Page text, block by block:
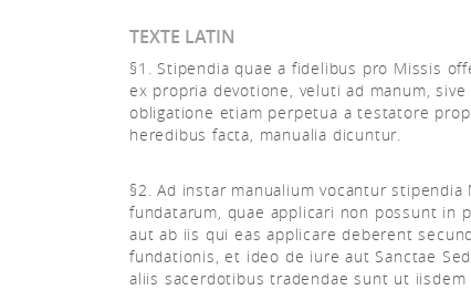
TEXTE LATIN
§1. Stipendia quae a fidelibus pro Missis
ex propria devotione, veluti ad manum, sive
obligatione etiam perpetua a testatore
heredibus facta, manualia dicuntur.
§2. Ad instar manualium vocantur stipendia
fundatarum, quae applicari non possunt in
aut ab iis qui eas applicare deberent
fundationis, et ideo de iure aut Sanctae
aliis sacerdotibus tradendae sunt ut iisdem